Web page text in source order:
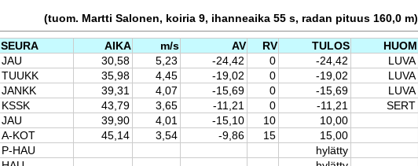
(tuom. Martti Salonen, koiria 9, ihanneaika 55 s, radan pituus 160,0 m)
SEURA AIKA m/s AV RV TULOS
HUOM
JAU 30,58 5,23 -24,42 0 -24,42
LUVA
TUUKK 35,98 4,45 -19,02 0 -19,02
LUVA
JANKK 39,31 4,07 -15,69 0 -15,69
LUVA
KSSK 43,79 3,65 -11,21 0 -11,21
SERT
JAU 39,90 4,01 -15,10 10
10,00
A-KOT 45,14 3,54 -9,86 15
15,00
P-HAU
hylätty